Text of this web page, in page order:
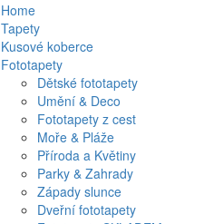
Home
Tapety
Kusové koberce
Fototapety
Dětské fototapety
Umění & Deco
Fototapety z cest
Moře & Pláže
Příroda a Květiny
Parky & Zahrady
Západy slunce
Dveřní fototapety